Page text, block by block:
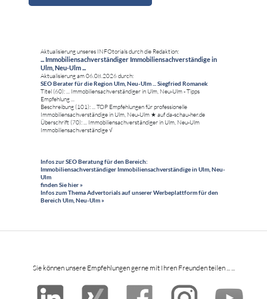
Aktualisierung unseres INFOtorials durch die Redaktion:
... Immobiliensachverständiger Immobiliensachverständige in
Ulm, Neu-Ulm ...
Aktualisierung am 06.08.2026 durch:
SEO Berater für die Region Ulm, Neu-Ulm ... Siegfried Romanek
Titel (60): ... Immobiliensachverständiger in Ulm, Neu-Ulm - Tipps
Empfehlung ...
Beschreibung (101): ... TOP Empfehlungen für professionelle
Immobiliensachverständige in Ulm, Neu-Ulm ★ auf da-schau-her.de
Überschrift (70): ... Immobiliensachverständiger in Ulm, Neu-Ulm
Immobiliensachverständige √
Infos zur SEO Beratung für den Bereich:
Immobiliensachverständiger Immobiliensachverständige in Ulm, Neu-
Ulm
finden Sie hier »
Infos zum Thema Advertorials auf unserer Werbeplattform für den
Bereich Ulm, Neu-Ulm »
Sie können unsere Empfehlungen gerne mit Ihren Freunden teilen ... ...